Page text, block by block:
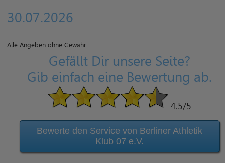
30.07.2026
Alle Angeben ohne Gewähr
Gefällt Dir unsere Seite?
Gib einfach eine Bewertung ab.
4.5/5
Bewerte den Service von Berliner Athletik
Klub 07 e.V.